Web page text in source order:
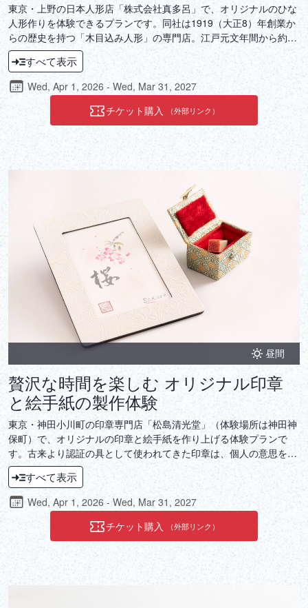
東京・上野の日本人形店「株式会社真多呂」で、オリジナルのひな
人形作りを体験できるプランです。同社は1919（大正8）年創業か
らの歴史を持つ「木目込み人形」の専門店。江戸元文年間から約
290年続く、伝統ある木目込み人形作りを体験できます。芸術品と
しての価値を持ちながら、健康や安全を象徴する存在でもある木目
込み人形。ぜひ大切な人への祈りを込めた人形作りの時間を体験し
てください。
すべて表示
Wed, Apr 1, 2026 - Wed, Mar 31, 2027
チケット購入
（外部リンク）
昼間
贅沢な時間を楽しむ オリジナル印章
と絵手紙の製作体験
東京・神田小川町の印章専門店「松島清光堂」（体験場所は神田神
保町）で、オリジナルの印章と絵手紙を作り上げる体験プランで
す。古来より認証の具として使われてきた印章は、個人の意思を証
明する唯一無二の存在。自分自身の手で彫り上げた印章を、自ら書
き上げた絵手紙に押印することで、世界にひとつしかない自分だけ
の作品を作り上げられます。ご自身の思いや願いを印章と絵手紙に
込める時間は、ここでしか味わえない静かで贅沢なひとときを体験
できるでしょう。
すべて表示
Wed, Apr 1, 2026 - Wed, Mar 31, 2027
チケット購入
（外部リンク）